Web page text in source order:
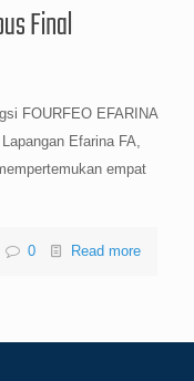
Final
FOURFEO EFARINA
Efarina FA,
empat
0 Read more